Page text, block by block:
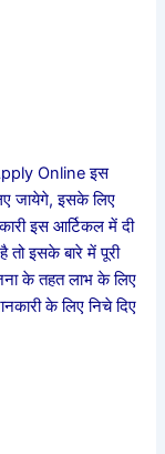
Online इस
जायेगे, इसके लिए
इस आर्टिकल में दी
इसके बारे में पूरी
के तहत लाभ के लिए
के लिए निचे दिए